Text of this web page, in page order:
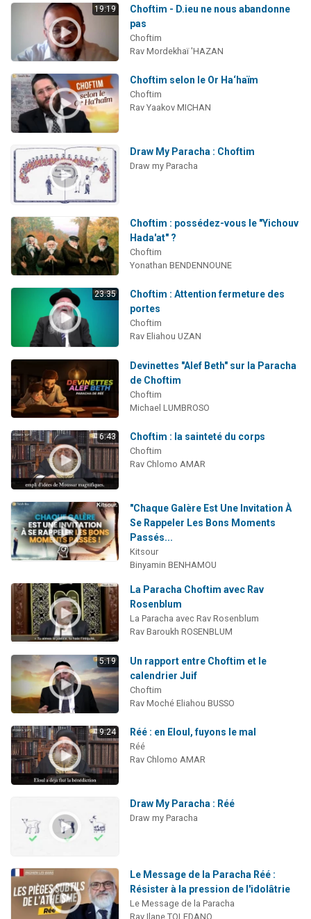
19:19
Choftim - D.ieu ne nous abandonne
pas
Choftim
Rav Mordekhaï 'HAZAN
Choftim selon le Or Ha‘haïm
Choftim
Rav Yaakov MICHAN
Draw My Paracha : Choftim
Draw my Paracha
Choftim : possédez-vous le "Yichouv
Hada'at" ?
Choftim
Yonathan BENDENNOUNE
23:35
Choftim : Attention fermeture des
portes
Choftim
Rav Eliahou UZAN
Devinettes "Alef Beth" sur la Paracha
de Choftim
Choftim
Michael LUMBROSO
6:43 Choftim : la sainteté du corps
Choftim
Rav Chlomo AMAR
"Chaque Galère Est Une Invitation À
Se Rappeler Les Bons Moments
Passés...
Kitsour
Binyamin BENHAMOU
La Paracha Choftim avec Rav
Rosenblum
La Paracha avec Rav Rosenblum
Rav Baroukh ROSENBLUM
5:19
Un rapport entre Choftim et le
calendrier Juif
Choftim
Rav Moché Eliahou BUSSO
9:24 Réé : en Eloul, fuyons le mal
Réé
Rav Chlomo AMAR
Draw My Paracha : Réé
Draw my Paracha
Le Message de la Paracha Réé :
Résister à la pression de l'idolâtrie
Le Message de la Paracha
Rav Ilane TOLEDANO